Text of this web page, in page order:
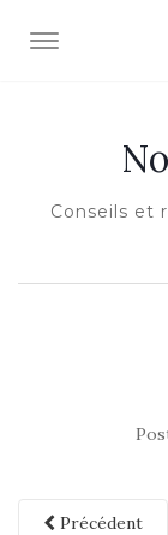
OUVRIR/
Conseils et
Précédent